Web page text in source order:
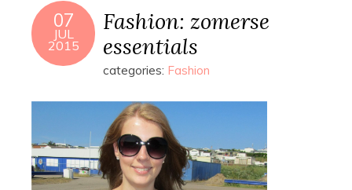
07
JUL
2015
Fashion: zomerse
essentials
categories: Fashion